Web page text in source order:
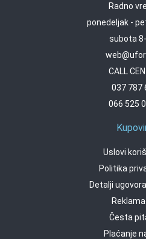
Radno
ponedeljak -
subota
CALL
037 787
066 525
Uslovi
Politika
Detalji
Česta
Plaćanje